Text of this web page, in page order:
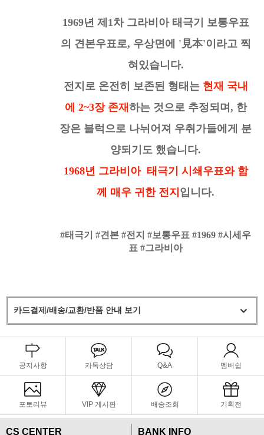
1969년 제1차 그라비아 태극기 보통우표
의 견본우표로, 우상면에 '見本'이라고 찍
혀있습니다.
전지로 온전히 보존된 형태는현재 국내
에 2~3장 존재 하는 것으로 추정되며, 한
장은 블럭으로 나뉘어져 우취가들에게 분
양되기도 했습니다.
1968년 그라비아 태극기 시쇄 우표와 함
께 매우 귀한 전지 입니다.
#태극기 #견본 #전지 #보통우표 #1969 #시세우
표 #그라비아
카드결제/배송/교환/반품 안내 보기
공지사항 카톡상담 Q&A 멤버쉽
포토리뷰 VIP 게시판 배송조회 기획전
CS CENTER BANK INFO